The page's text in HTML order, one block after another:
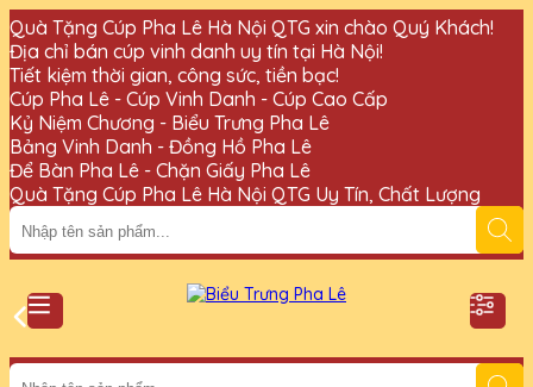
Quà Tặng Cúp Pha Lê Hà Nội QTG xin chào Quý Khách!
Địa chỉ bán cúp vinh danh uy tín tại Hà Nội!
Tiết kiệm thời gian, công sức, tiền bạc!
Cúp Pha Lê - Cúp Vinh Danh - Cúp Cao Cấp
Kỷ Niệm Chương - Biểu Trưng Pha Lê
Bảng Vinh Danh - Đồng Hồ Pha Lê
Để Bàn Pha Lê - Chặn Giấy Pha Lê
Quà Tặng Cúp Pha Lê Hà Nội QTG Uy Tín, Chất Lượng